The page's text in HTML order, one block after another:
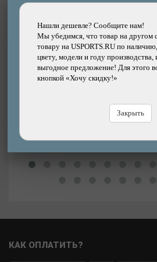
Нашли дешевле? Сообщите нам!
Мы убедимся, что товар на другом
товару на USPORTS.RU по
цвету, модели и году
выгодное предложение! Для этого
кнопкой «Хочу скидку!»
Закрыть
Подробнее
Покрышка велосипедная
(50-559) MARATHON 365
TwinSkin B/B+RT HS475
КАК ОПЛАТИТЬ?